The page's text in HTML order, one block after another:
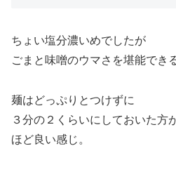
ちょい塩分濃いめでしたが
ごまと味噌のウマさを堪能でき
麺はどっぷりとつけずに
３分の２くらいにしておいた方
ほど良い感じ。